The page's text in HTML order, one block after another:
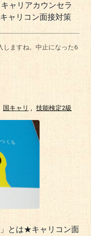
ャリアカウンセラ
ャリコン面接対策
しますね。中止になった6
国キャリ , 技能検定2級
とは★キャリコン面